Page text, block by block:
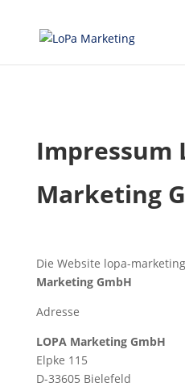
Impressum
Marketing
Die Website lopa-
Marketing GmbH
Adresse
LOPA Marketing GmbH
Elpke 115
D-33605 Bielefeld